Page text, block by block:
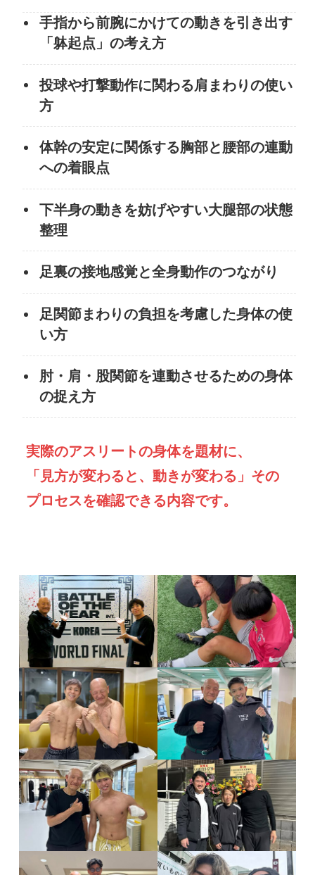
手指から前腕にかけての動きを引き出す
「躰起点」の考え方
投球や打撃動作に関わる肩まわりの使い
方
体幹の安定に関係する胸部と腰部の連動
への着眼点
下半身の動きを妨げやすい大腿部の状態
整理
足裏の接地感覚と全身動作のつながり
足関節まわりの負担を考慮した身体の使
い方
肘・肩・股関節を連動させるための身体
の捉え方
実際のアスリートの身体を題材に、
「見方が変わると、動きが変わる」その
プロセスを確認できる内容です。